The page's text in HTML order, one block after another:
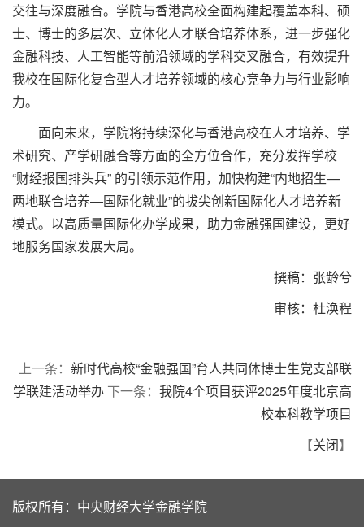
交往与深度融合。学院与香港高校全面构建起覆盖本科、硕
士、博士的多层次、立体化人才联合培养体系，进一步强化
金融科技、人工智能等前沿领域的学科交叉融合，有效提升
我校在国际化复合型人才培养领域的核心竞争力与行业影响
力。
面向未来，学院将持续深化与香港高校在人才培养、学
术研究、产学研融合等方面的全方位合作，充分发挥学校
“财经报国排头兵” 的引领示范作用，加快构建“内地招生—
两地联合培养—国际化就业”的拔尖创新国际化人才培养新
模式。以高质量国际化办学成果，助力金融强国建设，更好
地服务国家发展大局。
撰稿：张龄兮
审核：杜涣程
上一条： 新时代高校“金融强国”育人共同体博士生党支部联
学联建活动举办 下一条： 我院4个项目获评2025年度北京高
校本科教学项目
【关闭】
版权所有：中央财经大学金融学院